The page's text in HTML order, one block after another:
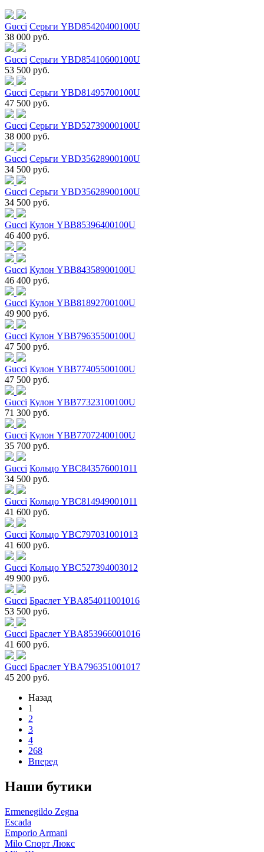
Gucci Серьги YBD85420400100U
38 000 руб.
Gucci Серьги YBD85410600100U
53 500 руб.
Gucci Серьги YBD81495700100U
47 500 руб.
Gucci Серьги YBD52739000100U
38 000 руб.
Gucci Серьги YBD35628900100U
34 500 руб.
Gucci Серьги YBD35628900100U
34 500 руб.
Gucci Кулон YBB85396400100U
46 400 руб.
Gucci Кулон YBB84358900100U
46 400 руб.
Gucci Кулон YBB81892700100U
49 900 руб.
Gucci Кулон YBB79635500100U
47 500 руб.
Gucci Кулон YBB77405500100U
47 500 руб.
Gucci Кулон YBB77323100100U
71 300 руб.
Gucci Кулон YBB77072400100U
35 700 руб.
Gucci Кольцо YBC843576001011
34 500 руб.
Gucci Кольцо YBC814949001011
41 600 руб.
Gucci Кольцо YBC797031001013
41 600 руб.
Gucci Кольцо YBC527394003012
49 900 руб.
Gucci Браслет YBA854011001016
53 500 руб.
Gucci Браслет YBA853966001016
41 600 руб.
Gucci Браслет YBA796351001017
45 200 руб.
Назад
1
2
3
4
268
Вперед
Наши бутики
Ermenegildo Zegna
Escada
Emporio Armani
Milo Спорт Люкс